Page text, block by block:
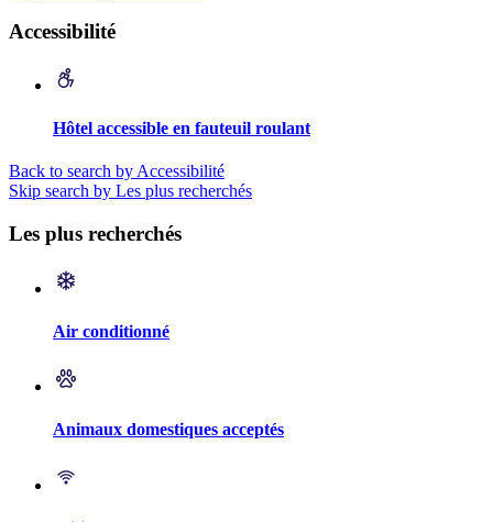
Accessibilité
Hôtel accessible en fauteuil roulant
Back to search by Accessibilité
Skip search by Les plus recherchés
Les plus recherchés
Air conditionné
Animaux domestiques acceptés